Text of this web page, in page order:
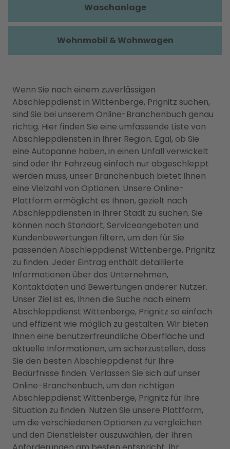
Wenn Sie nach einem zuverlässigen
Abschleppdienst in Wittenberge, Prignitz suchen,
sind Sie bei unserem Online-Branchenbuch genau
richtig. Hier finden Sie eine umfassende Liste von
Abschleppdiensten in Ihrer Region. Egal, ob Sie
eine Autopanne haben, in einen Unfall verwickelt
sind oder Ihr Fahrzeug einfach nur abgeschleppt
werden muss, unser Branchenbuch bietet Ihnen
eine Vielzahl von Optionen. Unsere Online-
Plattform ermöglicht es Ihnen, gezielt nach
Abschleppdiensten in Ihrer Stadt zu suchen. Sie
können nach Standort, Serviceangeboten und
Kundenbewertungen filtern, um den für Sie
passenden Abschleppdienst Wittenberge, Prignitz
zu finden. Jeder Eintrag enthält detaillierte
Informationen über das Unternehmen,
Kontaktdaten und Bewertungen anderer Nutzer.
Unser Ziel ist es, Ihnen die Suche nach einem
Abschleppdienst Wittenberge, Prignitz so einfach
und effizient wie möglich zu gestalten. Wir bieten
Ihnen eine benutzerfreundliche Oberfläche und
aktuelle Informationen, um sicherzustellen, dass
Sie den besten Abschleppdienst für Ihre
Bedürfnisse finden. Verlassen Sie sich auf unser
Online-Branchenbuch, um den richtigen
Abschleppdienst Wittenberge, Prignitz für Ihre
Situation zu finden. Nutzen Sie unsere Plattform,
um die verschiedenen Optionen zu vergleichen
und den Dienstleister auszuwählen, der Ihren
Waschanlage
Wohnmobil & Wohnwagen